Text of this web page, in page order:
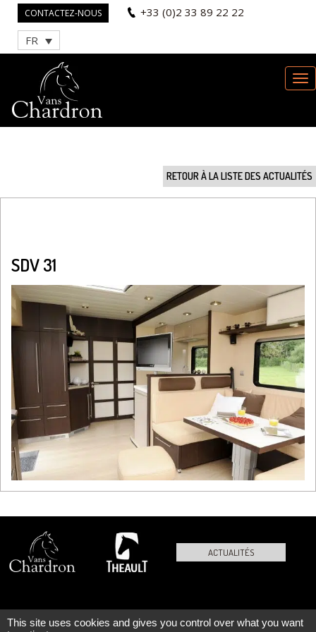
CONTACTEZ-NOUS +33 (0)2 33 89 22 22
FR
RETOUR À LA LISTE DES ACTUALITÉS
SDV 31
ACTUALITÉS
MENTIONS LÉGALES
This site uses cookies and gives you control over what you want